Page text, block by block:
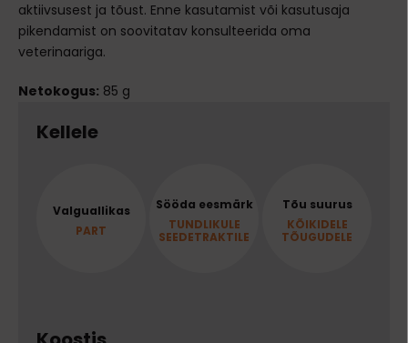
aktiivsusest ja tõust. Enne kasutamist või kasutusaja
pikendamist on soovitatav konsulteerida oma
veterinaariga.
Netokogus: 85 g
Kellele
Valguallikas
PART
Sööda eesmärk
TUNDLIKULE
SEEDETRAKTILE
Tõu suurus
KÕIKIDELE
TÕUGUDELE